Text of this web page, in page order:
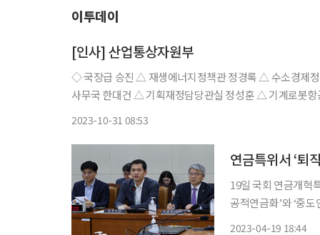
이투데이
[인사] 산업통상자원부
◇ 국장급 승진 △ 재생에너지정책관 정경록 △ 수소경제정책관 박찬기 ◇ 서기관 승진 △ 기계로봇항공
사무국 한대건 △ 기획재정담당관실 정성훈 △ 기계로봇
2023-10-31 08:53
19일 국회 연금개혁
공적연금화’와 ‘중도인출 제한’ 방안
2023-04-19 18:44